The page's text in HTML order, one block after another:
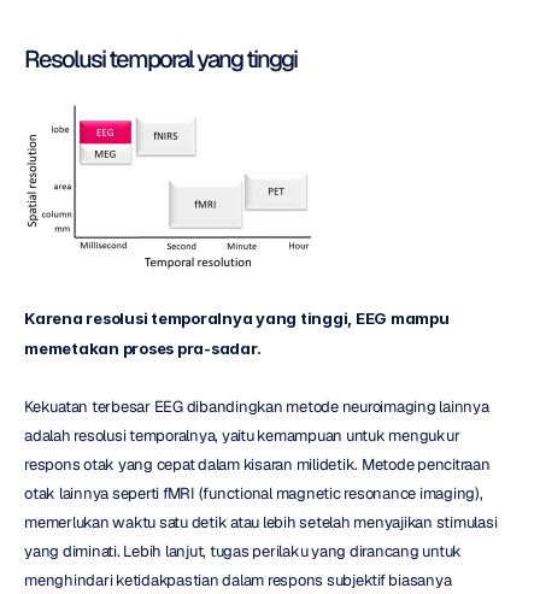
Resolusi temporal yang tinggi
Karena resolusi temporalnya yang tinggi, EEG mampu
memetakan proses pra-sadar.
Kekuatan terbesar EEG dibandingkan metode neuroimaging lainnya
adalah resolusi temporalnya, yaitu kemampuan untuk mengukur
respons otak yang cepat dalam kisaran milidetik. Metode pencitraan
otak lainnya seperti fMRI (functional magnetic resonance imaging),
memerlukan waktu satu detik atau lebih setelah menyajikan stimulasi
yang diminati. Lebih lanjut, tugas perilaku yang dirancang untuk
menghindari ketidakpastian dalam respons subjektif biasanya